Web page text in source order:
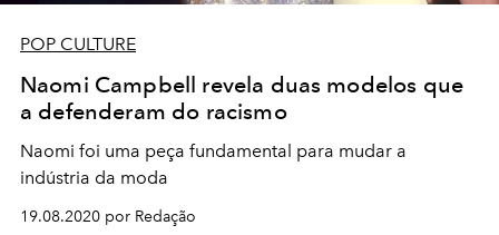
POP CULTURE
Naomi Campbell revela duas modelos que
a defenderam do racismo
Naomi foi uma peça fundamental para mudar a
indústria da moda
19.08.2020 por Redação